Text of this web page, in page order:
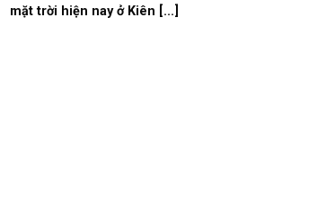
mặt trời hiện nay ở Kiên [...]